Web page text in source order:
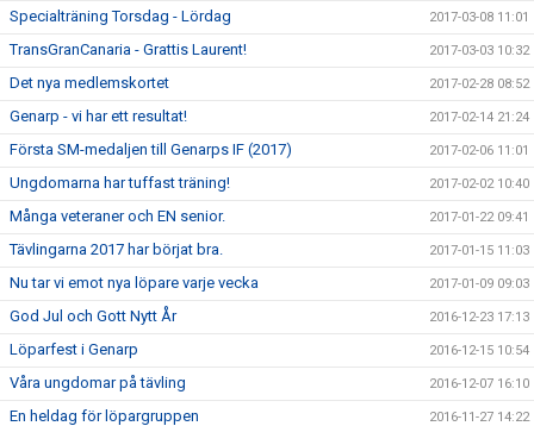
Specialträning Torsdag - Lördag 2017-03-08 11:01
TransGranCanaria - Grattis Laurent! 2017-03-03 10:32
Det nya medlemskortet 2017-02-28 08:52
Genarp - vi har ett resultat! 2017-02-14 21:24
Första SM-medaljen till Genarps IF (2017) 2017-02-06 11:01
Ungdomarna har tuffast träning! 2017-02-02 10:40
Många veteraner och EN senior. 2017-01-22 09:41
Tävlingarna 2017 har börjat bra. 2017-01-15 11:03
Nu tar vi emot nya löpare varje vecka 2017-01-09 09:03
God Jul och Gott Nytt År 2016-12-23 17:13
Löparfest i Genarp 2016-12-15 10:54
Våra ungdomar på tävling 2016-12-07 16:10
En heldag för löpargruppen 2016-11-27 14:22